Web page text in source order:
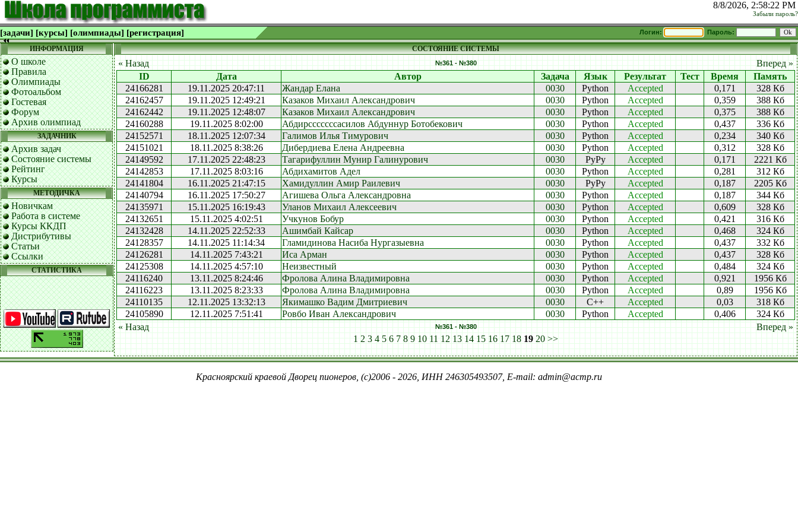
8/8/2026, 2:58:22 PM
Забыли пароль?
[задачи] [курсы] [олимпиады] [регистрация] Логин: Пароль:
ИНФОРМАЦИЯ
О школе
Правила
Олимпиады
Фотоальбом
Гостевая
Форум
Архив олимпиад
ЗАДАЧНИК
Архив задач
Состояние системы
Рейтинг
Курсы
МЕТОДИЧКА
Новичкам
Работа в системе
Курсы ККДП
Дистрибутивы
Статьи
Ссылки
СТАТИСТИКА
СОСТОЯНИЕ СИСТЕМЫ
« Назад №361 - №380
Вперед »
ID
Дата Автор Задача Язык Результат Тест Время
Память
24166281
19.11.2025 20:47:11 Жандар Елана 0030 Python Accepted 0,171
328 Кб
24162457
19.11.2025 12:49:21 Казаков Михаил Александрович 0030 Python Accepted 0,359
388 Кб
24162442
19.11.2025 12:48:07 Казаков Михаил Александрович 0030 Python Accepted 0,375
388 Кб
24160288
19.11.2025 8:02:00 Абдирсссссссасилов Абдуннур Ботобекович 0030 Python Accepted 0,437
336 Кб
24152571
18.11.2025 12:07:34 Галимов Илья Тимурович 0030 Python Accepted 0,234
340 Кб
24151021
18.11.2025 8:38:26 Дибердиева Елена Андреевна 0030 Python Accepted 0,312
328 Кб
24149592
17.11.2025 22:48:23 Тагарифуллин Мунир Галинурович 0030 PyPy Accepted 0,171
2221 Кб
24142853
17.11.2025 8:03:16 Абдихамитов Адел 0030 Python Accepted 0,281
312 Кб
24141804
16.11.2025 21:47:15 Хамидуллин Амир Раилевич 0030 PyPy Accepted 0,187
2205 Кб
24140794
16.11.2025 17:50:27 Агишева Ольга Александровна 0030 Python Accepted 0,187
344 Кб
24135971
15.11.2025 16:19:43 Уланов Михаил Алексеевич 0030 Python Accepted 0,609
328 Кб
24132651
15.11.2025 4:02:51 Учкунов Бобур 0030 Python Accepted 0,421
316 Кб
24132428
14.11.2025 22:52:33 Ашимбай Кайсар 0030 Python Accepted 0,468
324 Кб
24128357
14.11.2025 11:14:34 Гламидинова Насиба Нургазыевна 0030 Python Accepted 0,437
332 Кб
24126281
14.11.2025 7:43:21 Иса Арман 0030 Python Accepted 0,437
328 Кб
24125308
14.11.2025 4:57:10 Неизвестный 0030 Python Accepted 0,484
324 Кб
24116240
13.11.2025 8:24:46 Фролова Алина Владимировна 0030 Python Accepted 0,921
1956 Кб
24116223
13.11.2025 8:23:33 Фролова Алина Владимировна 0030 Python Accepted 0,89
1956 Кб
24110135
12.11.2025 13:32:13 Якимашко Вадим Дмитриевич 0030 C++ Accepted 0,03
318 Кб
24105890
12.11.2025 7:51:41 Ровбо Иван Александрович 0030 Python Accepted 0,406
324 Кб
« Назад
№361 - №380
Вперед »
1 2 3 4 5 6 7 8 9 10 11 12 13 14 15 16 17 18 19 20 >>
Красноярский краевой Дворец пионеров, (c)2006 - 2026, ИНН 246305493507, E-mail: admin@acmp.ru